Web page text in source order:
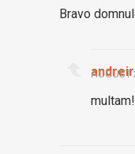
Bravo
AUGUST